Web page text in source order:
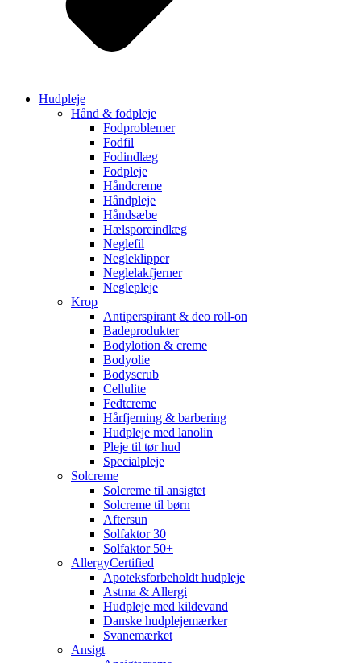
Hudpleje
Hånd & fodpleje
Fodproblemer
Fodfil
Fodindlæg
Fodpleje
Håndcreme
Håndpleje
Håndsæbe
Hælsporeindlæg
Neglefil
Negleklipper
Neglelakfjerner
Neglepleje
Krop
Antiperspirant & deo roll-on
Badeprodukter
Bodylotion & creme
Bodyolie
Bodyscrub
Cellulite
Fedtcreme
Hårfjerning & barbering
Hudpleje med lanolin
Pleje til tør hud
Specialpleje
Solcreme
Solcreme til ansigtet
Solcreme til børn
Aftersun
Solfaktor 30
Solfaktor 50+
AllergyCertified
Apoteksforbeholdt hudpleje
Astma & Allergi
Hudpleje med kildevand
Danske hudplejemærker
Svanemærket
Ansigt